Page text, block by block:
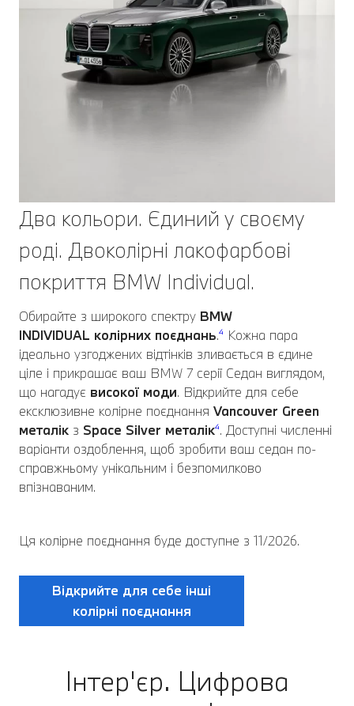
Два кольори. Єдиний у своєму
роді. Двоколірні лакофарбові
покриття BMW Individual.
Обирайте з широкого спектру BMW
INDIVIDUAL колірних поєднань.⁴ Кожна пара
ідеально узгоджених відтінків зливається в єдине
ціле і прикрашає ваш BMW 7 серії Седан виглядом,
що нагадує високої моди. Відкрийте для себе
ексклюзивне колірне поєднання Vancouver Green
металік з Space Silver металік⁴. Доступні численні
варіанти оздоблення, щоб зробити ваш седан по-
справжньому унікальним і безпомилково
впізнаваним.
Ця колірне поєднання буде доступне з 11/2026.
Відкрийте для себе інші
колірні поєднання
Інтер'єр. Цифрова